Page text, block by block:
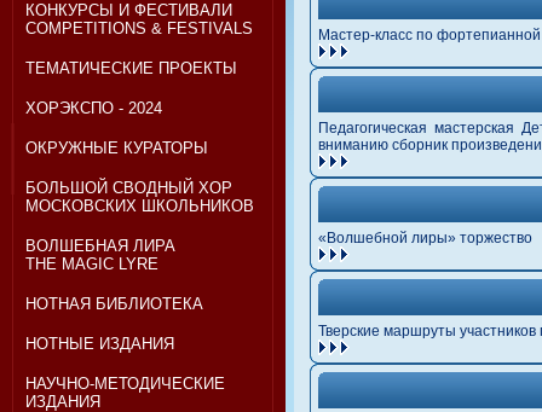
КОНКУРСЫ И ФЕСТИВАЛИ
COMPETITIONS & FESTIVALS
ТЕМАТИЧЕСКИЕ ПРОЕКТЫ
ХОРЭКСПО - 2024
ОКРУЖНЫЕ КУРАТОРЫ
БОЛЬШОЙ СВОДНЫЙ ХОР
МОСКОВСКИХ ШКОЛЬНИКОВ
ВОЛШЕБНАЯ ЛИРА
THE MAGIC LYRE
НОТНАЯ БИБЛИОТЕКА
НОТНЫЕ ИЗДАНИЯ
НАУЧНО-МЕТОДИЧЕСКИЕ
ИЗДАНИЯ
Мастер-класс по фортепианной
Педагогическая мастерская
вниманию сборник
«Волшебной лиры» торжество
Тверские маршруты